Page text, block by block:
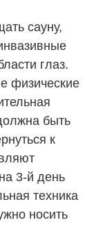
сауну,
глаз.
физические
быть
к
3-й день
техника
носить